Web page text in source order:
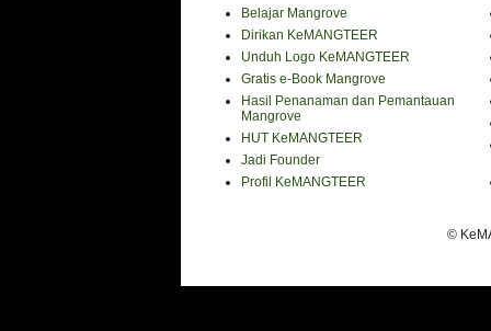
Belajar Mangrove
Dirikan KeMANGTEER
Unduh Logo KeMANGTEER
Gratis e-Book Mangrove
Hasil Penanaman dan Pemantauan
Mangrove
HUT KeMANGTEER
Jadi Founder
Profil KeMANGTEER
©